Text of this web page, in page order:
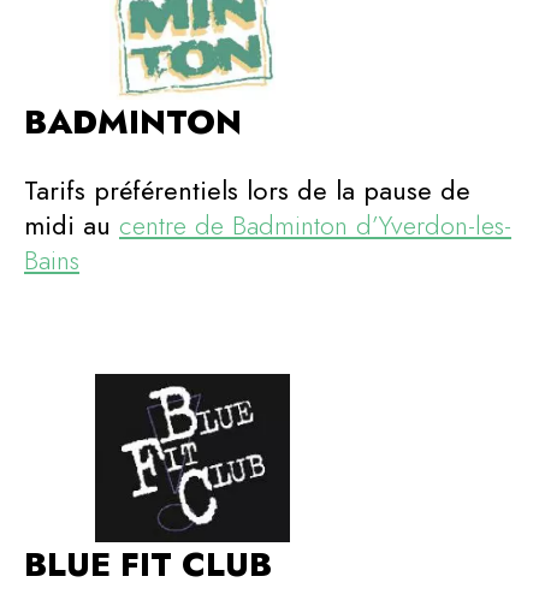
BADMINTON
Tarifs préférentiels lors de la pause de
midi au centre de Badminton d’Yverdon-les-
Bains
BLUE FIT CLUB